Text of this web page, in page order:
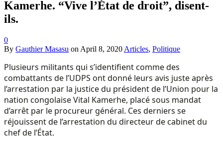
Kamerhe. “Vive l’État de droit”, disent-
ils.
0
By Gauthier Masasu on April 8, 2020 Articles, Politique
Plusieurs militants qui s’identifient comme des
combattants de l’UDPS ont donné leurs avis juste après
l’arrestation par la justice du président de l’Union pour la
nation congolaise Vital Kamerhe, placé sous mandat
d’arrêt par le procureur général. Ces derniers se
réjouissent de l’arrestation du directeur de cabinet du
chef de l’État.